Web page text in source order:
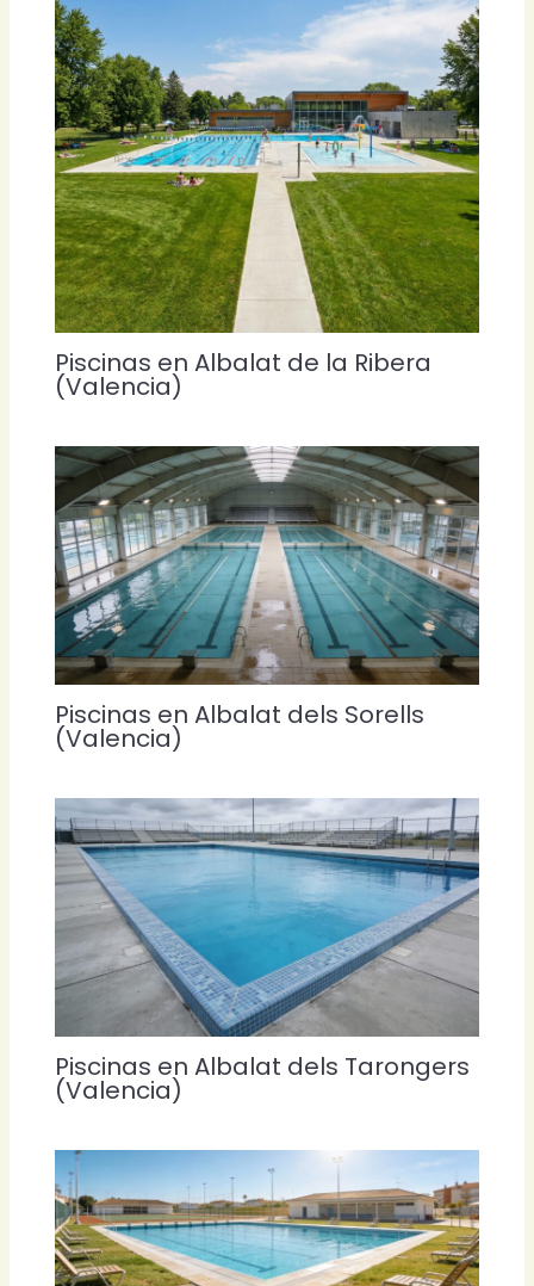
Piscinas en Albalat de la Ribera
(Valencia)
Piscinas en Albalat dels Sorells
(Valencia)
Piscinas en Albalat dels Tarongers
(Valencia)